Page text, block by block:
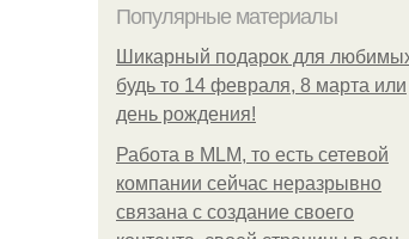
Популярные материалы
Шикарный подарок для
будь то 14 февраля, 8 марта или
день рождения!
Работа в MLM, то есть сетевой
компании сейчас неразрывно
связана с создание своего